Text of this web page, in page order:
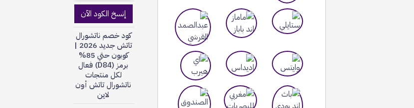
إنسخ الكود الآن
كود خصم ناتشورال
تاتش جديد 2026 |
كوبون حتي 85%
برمز (D84) فعال
لكل منتجات
ناتشورال تاتش أون
لاين